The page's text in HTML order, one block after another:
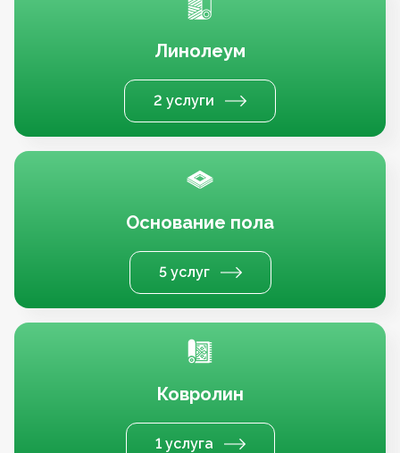
Линолеум
2 услуги
Основание пола
5 услуг
Ковролин
1 услуга